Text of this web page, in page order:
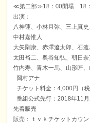
≪第二部≫18：00開場 18
出演：
八神蓮、小林且弥、三上真
中村嘉惟人
大矢剛康、赤澤遼太郎、石
太田裕二、奥谷知弘、朝日
竹内寿、青木一馬、山形匠
岡村アナ
チケット料金：4,000円（税
番組公式先行：2018年11
先着販売
販売：ｔｖｋチケットカウ